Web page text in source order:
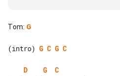
Tom: G
(intro) G C G C
D G C